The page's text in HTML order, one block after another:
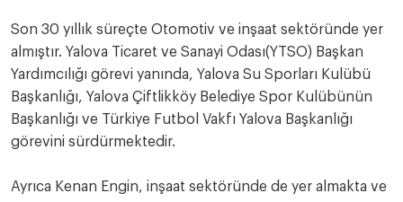
Son 30 yıllık süreçte Otomotiv ve inşaat sektöründe yer
almıştır. Yalova Ticaret ve Sanayi Odası(YTSO) Başkan
Yardımcılığı görevi yanında, Yalova Su Sporları Kulübü
Başkanlığı, Yalova Çiftlikköy Belediye Spor Kulübünün
Başkanlığı ve Türkiye Futbol Vakfı Yalova Başkanlığı
görevini sürdürmektedir.
Ayrıca Kenan Engin, inşaat sektöründe de yer almakta ve